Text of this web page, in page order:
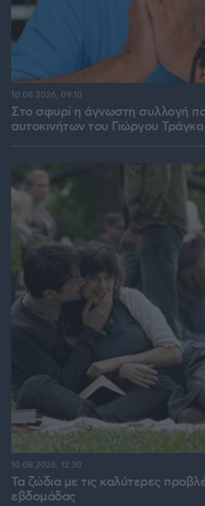
Στο σφυρί η άγνωστη συλλογή
αυτοκινήτων του Γιώργου Τράγκα
10.08.2026, 09:10
Τα ζώδια με τις καλύτερες
εβδομάδας
10.08.2026, 12:30